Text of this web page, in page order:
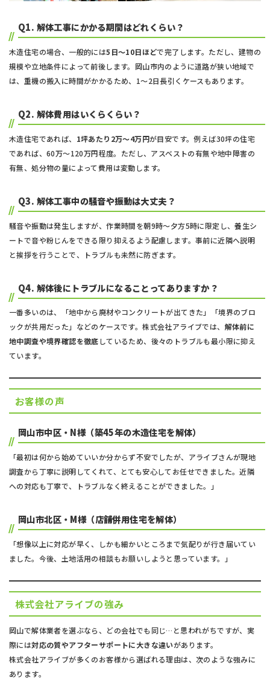
Q1. 解体工事にかかる期間はどれくらい？
木造住宅の場合、一般的には5日～10日ほどで完了します。ただし、建物の
規模や立地条件によって前後します。岡山市内のように道路が狭い地域で
は、重機の搬入に時間がかかるため、1～2日長引くケースもあります。
Q2. 解体費用はいくらくらい？
木造住宅であれば、 1坪あたり2万〜4万円が目安です。例えば30坪の住宅
であれば、60万〜120万円程度。ただし、アスベストの有無や地中障害の
有無、処分物の量によって費用は変動します。
Q3. 解体工事中の騒音や振動は大丈夫？
騒音や振動は発生しますが、作業時間を朝9時〜夕方5時に限定し、養生シ
ートで音や粉じんをできる限り抑えるよう配慮します。事前に近隣へ説明
と挨拶を行うことで、トラブルも未然に防ぎます。
Q4. 解体後にトラブルになることってありますか？
一番多いのは、「地中から廃材やコンクリートが出てきた」「境界のブロ
ックが共用だった」などのケースです。株式会社アライブでは、 解体前に
地中調査や境界確認を徹底しているため、後々のトラブルも最小限に抑え
ています。
お客様の声
岡山市中区・N様（築45年の木造住宅を解体）
「最初は何から始めていいか分からず不安でしたが、アライブさんが現地
調査から丁寧に説明してくれて、とても安心してお任せできました。近隣
への対応も丁寧で、トラブルなく終えることができました。」
岡山市北区・M様（店舗併用住宅を解体）
「想像以上に対応が早く、しかも細かいところまで気配りが行き届いてい
ました。今後、土地活用の相談もお願いしようと思っています。」
株式会社アライブの強み
岡山で解体業者を選ぶなら、どの会社でも同じ…と思われがちですが、実
際には対応の質やアフターサポートに大きな違いがあります。
株式会社アライブが多くのお客様から選ばれる理由は、次のような強みに
あります。